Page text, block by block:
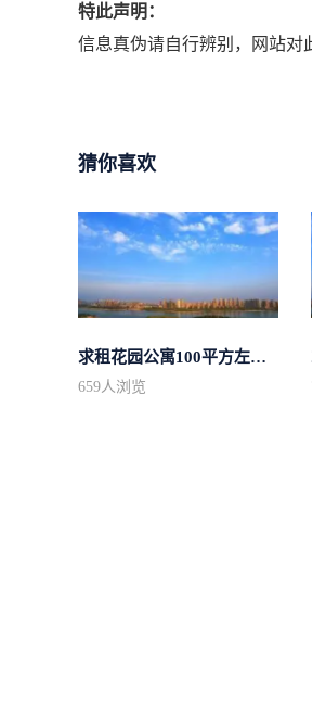
特此声明：
信息真伪请自行辨别，网站对
猜你喜欢
求租花园公寓100平方左右，电梯房
659人浏览